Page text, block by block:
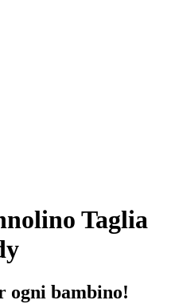
Taglia
ogni bambino!